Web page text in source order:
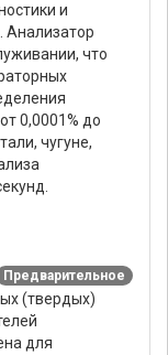
и
Анализатор
что
0,0001% до
чугуне,
Предварительное
(твердых)
для